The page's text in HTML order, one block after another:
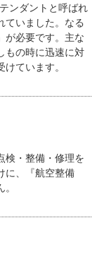
ンダントと呼ばれ
ていました。なる
が必要です。主な
もの時に迅速に対
ています。
検・整備・修理を
に、『航空整備